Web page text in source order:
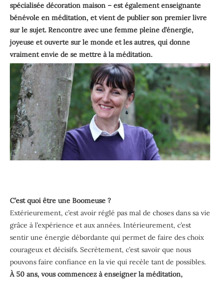
spécialisée décoration maison – est également enseignante
bénévole en méditation, et vient de publier son premier livre
sur le sujet. Rencontre avec une femme pleine d’énergie,
joyeuse et ouverte sur le monde et les autres, qui donne
vraiment envie de se mettre à la méditation.
C’est quoi être une Boomeuse ?
Extérieurement, c’est avoir réglé pas mal de choses dans sa vie
grâce à l’expérience et aux années. Intérieurement, c’est
sentir une énergie débordante qui permet de faire des choix
courageux et décisifs. Secrètement, c’est savoir que nous
pouvons faire confiance en la vie qui recèle tant de possibles.
À 50 ans, vous commencez à enseigner la méditation,